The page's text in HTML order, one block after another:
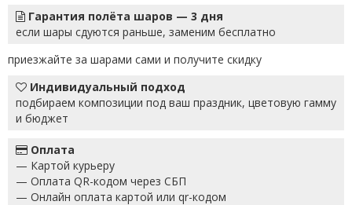
Гарантия полёта шаров — 3 дня
если шары сдуются раньше, заменим бесплатно
приезжайте за шарами сами и получите скидку
Индивидуальный подход
подбираем композиции под ваш праздник, цветовую гамму
и бюджет
Оплата
— Картой курьеру
— Оплата QR-кодом через СБП
— Онлайн оплата картой или qr-кодом